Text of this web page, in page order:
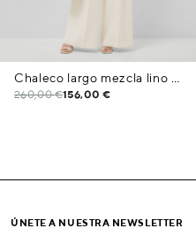
Chaleco largo mezcla lino blanco roto
260,00 €156,00 €
ÚNETE A NUESTRA NEWSLETTER